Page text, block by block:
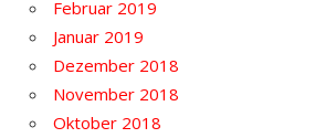
Februar 2019
Januar 2019
Dezember 2018
November 2018
Oktober 2018